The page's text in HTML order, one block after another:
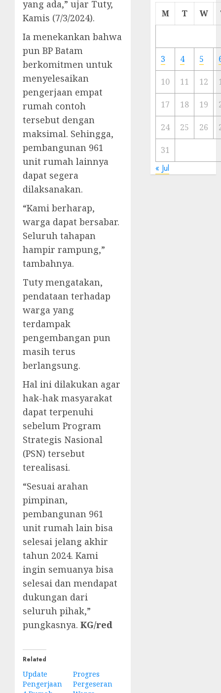
yang ada,” ujar Tuty,
Kamis (7/3/2024).
Ia menekankan bahwa
pun BP Batam
berkomitmen untuk
menyelesaikan
pengerjaan empat
rumah contoh
tersebut dengan
maksimal. Sehingga,
pembangunan 961
unit rumah lainnya
dapat segera
dilaksanakan.
“Kami berharap,
warga dapat bersabar.
Seluruh tahapan
hampir rampung,”
tambahnya.
Tuty mengatakan,
pendataan terhadap
warga yang
terdampak
pengembangan pun
masih terus
berlangsung.
Hal ini dilakukan agar
hak-hak masyarakat
dapat terpenuhi
sebelum Program
Strategis Nasional
(PSN) tersebut
terealisasi.
“Sesuai arahan
pimpinan,
pembangunan 961
unit rumah lain bisa
selesai jelang akhir
tahun 2024. Kami
ingin semuanya bisa
selesai dan mendapat
dukungan dari
seluruh pihak,”
pungkasnya. KG/red
Related
Update
Pengerjaan
Progres
Pergeseran
Cermin
Ibu
Kota
23/11/
M T W
3 4 5
10 11 12
17 18 19
24 25 26
31
« Jul